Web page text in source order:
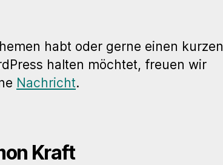
habt oder gerne einen kurzen
halten möchtet, freuen wir
Nachricht.
Kraft